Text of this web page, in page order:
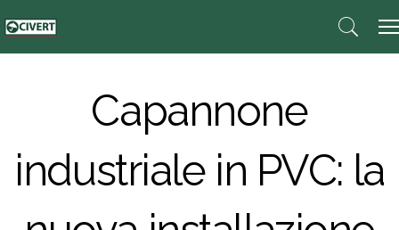
Capannone
industriale in PVC: la